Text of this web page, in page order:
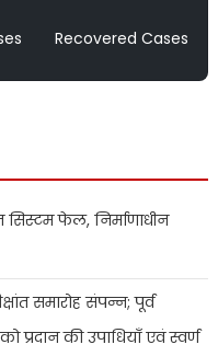
Recovered Cases
सिस्टम फेल, निर्माणाधीन
समारोह संपन्न; पूर्व
प्रदान की उपाधियाँ एवं स्वर्ण